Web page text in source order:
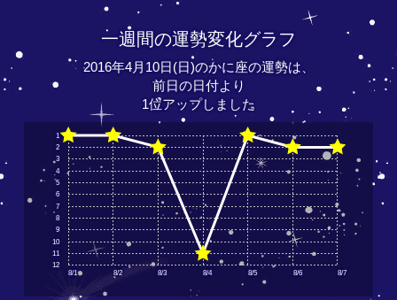
一週間の運勢変化グラフ
2016年4月10日(日)のかに座の運勢は、
前日の日付より
1位アップしました
8/1 8/2 8/3 8/4 8/5 8/6 8/7
12
11
10
9
8
7
6
5
4
3
2
1